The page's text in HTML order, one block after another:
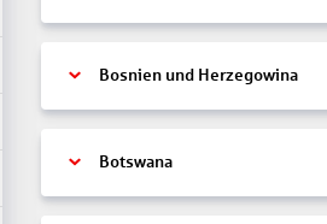
Bosnien und Herzegowina
Botswana